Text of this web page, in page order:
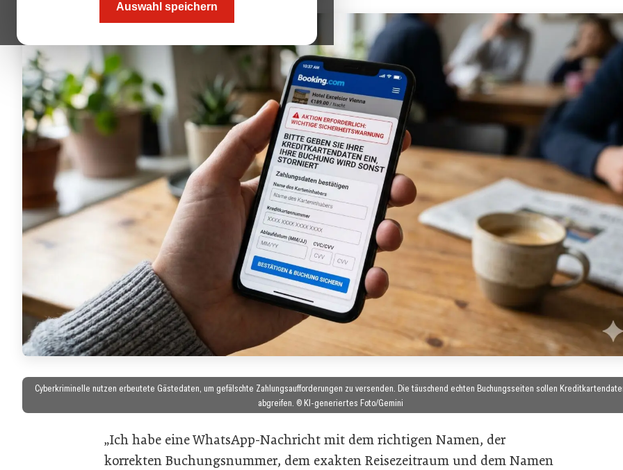
Auswahl speichern
Cyberkriminelle nutzen erbeutete Gästedaten, um gefälschte Zahlungsaufforderungen zu versenden. Die täuschend echten Buchungsseiten sollen
abgreifen. © KI-generiertes Foto/Gemini
„Ich habe eine WhatsApp-Nachricht mit dem richtigen Namen, der
korrekten Buchungsnummer, dem exakten Reisezeitraum und dem Namen